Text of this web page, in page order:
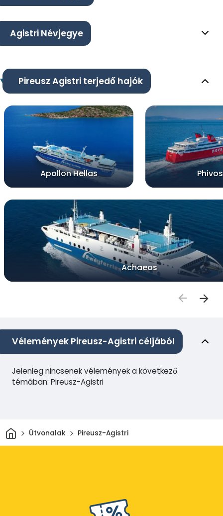
Agistri Névjegye
Pireusz Agistri terjedő hajók
Apollon Hellas Phivos
Achaeos
Vélemények Pireusz-Agistri céljából
Jelenleg nincsenek vélemények a következő
témában: Pireusz-Agistri
Otthon
Útvonalak Pireusz-Agistri